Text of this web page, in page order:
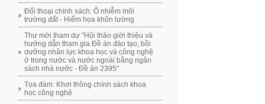
Đối thoại chính sách: Ô nhiễm môi
trường đất - Hiểm họa khôn lường
Thư mời tham dự "Hội thảo giới thiệu và
hướng dẫn tham gia Đề án đào tạo, bồi
dưỡng nhân lực khoa học và công nghệ
ở trong nước và nước ngoài bằng ngân
sách nhà nước - Đề án 2395"
Tọa đàm: Khơi thông chính sách khoa
học công nghệ